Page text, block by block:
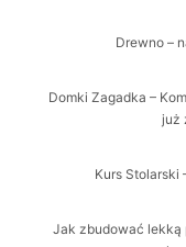
Drewno –
Domki Zagadka –
już
Kurs Stolarski
Jak zbudować lekką